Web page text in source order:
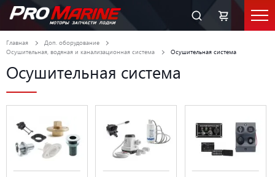
Главная
Доп. оборудование
Осушительная, водяная и канализационная система
Осушительная система
Осушительная система